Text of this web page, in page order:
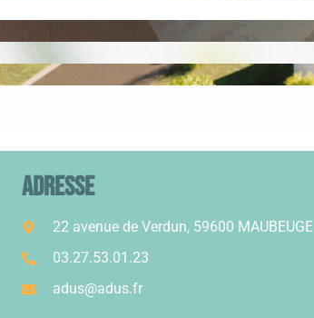
ADRESSE
22 avenue de Verdun, 59600 MAUBEUGE
03.27.53.01.23
adus@adus.fr